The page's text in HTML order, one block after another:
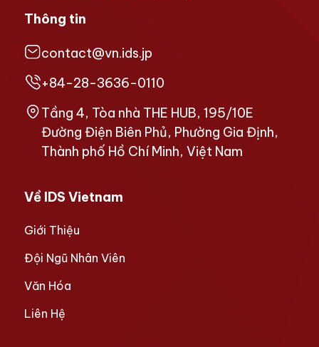
Thông tin
contact@vn.ids.jp
+84-28-3636-0110
Tầng 4, Tòa nhà THE HUB, 195/10E
Đường Điện Biên Phủ, Phường Gia Định,
Thành phố Hồ Chí Minh, Việt Nam
Về IDS Vietnam
Giới Thiệu
Đội Ngũ Nhân Viên
Văn Hóa
Liên Hệ